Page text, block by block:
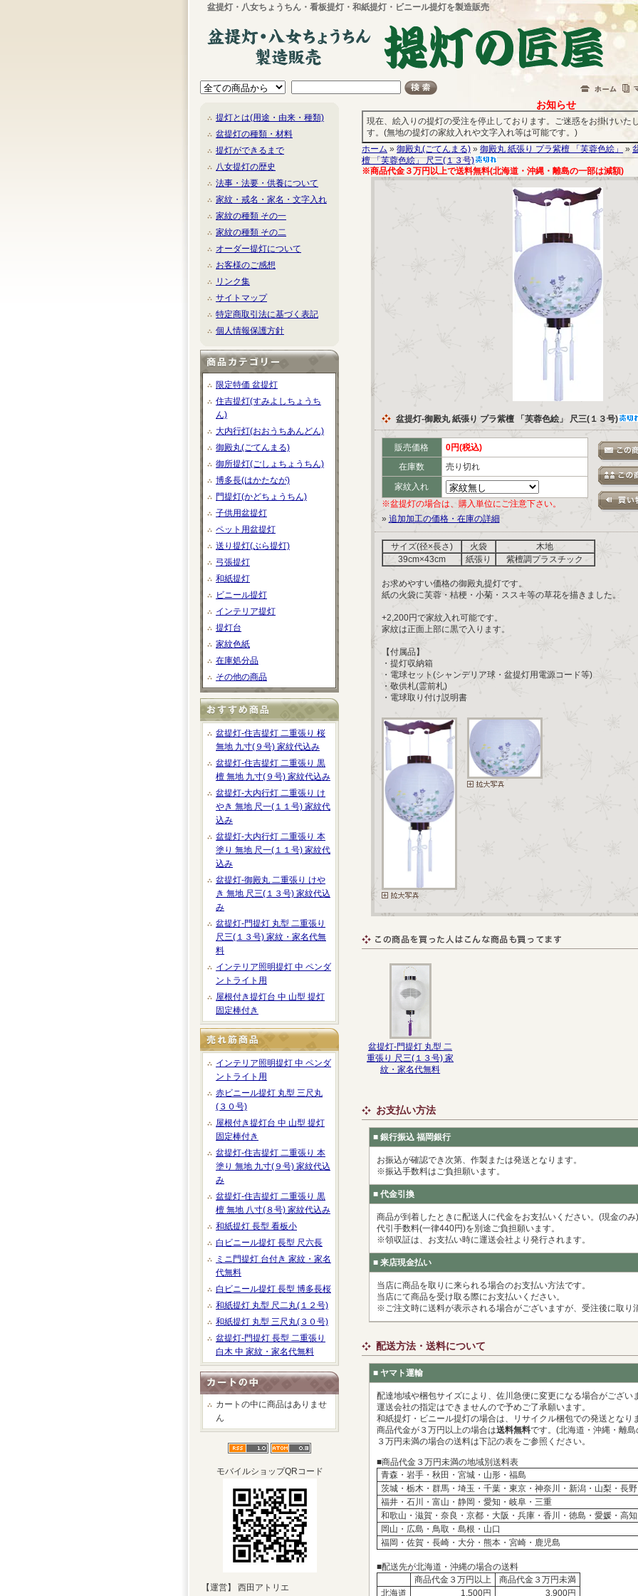
盆提灯・八女ちょうちん・看板提灯・和紙提灯・ビニール提灯を製造販売
提灯とは(用途・由来・種類)
盆提灯の種類・材料
提灯ができるまで
八女提灯の歴史
法事・法要・供養について
家紋・戒名・家名・文字入れ
家紋の種類 その一
家紋の種類 その二
オーダー提灯について
お客様のご感想
リンク集
サイトマップ
特定商取引法に基づく表記
個人情報保護方針
限定特価 盆提灯
住吉提灯(すみよしちょうち
ん)
大内行灯(おおうちあんどん)
御殿丸(ごてんまる)
御所提灯(ごしょちょうちん)
博多長(はかたなが)
門提灯(かどちょうちん)
子供用盆提灯
ペット用盆提灯
送り提灯(ぶら提灯)
弓張提灯
和紙提灯
ビニール提灯
インテリア提灯
提灯台
家紋色紙
在庫処分品
その他の商品
盆提灯-住吉提灯 二重張り 桜
無地 九寸(９号) 家紋代込み
盆提灯-住吉提灯 二重張り 黒
檀 無地 九寸(９号) 家紋代込み
盆提灯-大内行灯 二重張り け
やき 無地 尺一(１１号) 家紋代
込み
盆提灯-大内行灯 二重張り 本
塗り 無地 尺一(１１号) 家紋代
込み
盆提灯-御殿丸 二重張り けや
き 無地 尺三(１３号) 家紋代込
み
盆提灯-門提灯 丸型 二重張り
尺三(１３号) 家紋・家名代無
料
インテリア照明提灯 中 ペンダ
ントライト用
屋根付き提灯台 中 山型 提灯
固定棒付き
インテリア照明提灯 中 ペンダ
ントライト用
赤ビニール提灯 丸型 三尺丸
(３０号)
屋根付き提灯台 中 山型 提灯
固定棒付き
盆提灯-住吉提灯 二重張り 本
塗り 無地 九寸(９号) 家紋代込
み
盆提灯-住吉提灯 二重張り 黒
檀 無地 八寸(８号) 家紋代込み
和紙提灯 長型 看板小
白ビニール提灯 長型 尺六長
ミニ門提灯 台付き 家紋・家名
代無料
白ビニール提灯 長型 博多長桜
和紙提灯 丸型 尺二丸(１２号)
和紙提灯 丸型 三尺丸(３０号)
盆提灯-門提灯 長型 二重張り
白木 中 家紋・家名代無料
カートの中に商品はありませ
ん
モバイルショップQRコード
【運営】 西田アトリエ
お知らせ
現在、絵入りの提灯の受注を停止しております。ご迷惑をお掛けいた
す。(無地の提灯の家紋入れや文字入れ等は可能です。)
ホーム » 御殿丸(ごてんまる) » 御殿丸 紙張り プラ紫檀 「芙蓉色絵」 »
檀 「芙蓉色絵」 尺三(１３号)
※商品代金３万円以上で送料無料(北海道・沖縄・離島の一部は減額)
盆提灯-御殿丸 紙張り プラ紫檀 「芙蓉色絵」 尺三(１３号)
販売価格
0円(税込)
在庫数
売り切れ
家紋入れ
※盆提灯の場合は、購入単位にご注意下さい。
» 追加加工の価格・在庫の詳細
サイズ(径×長さ) 火袋
木地
39cm×43cm
紙張り 紫檀調プラスチック
お求めやすい価格の御殿丸提灯です。
紙の火袋に芙蓉・桔梗・小菊・ススキ等の草花を描きました。
+2,200円で家紋入れ可能です。
家紋は正面上部に黒で入ります。
【付属品】
・提灯収納箱
・電球セット(シャンデリア球・盆提灯用電源コード等)
・敬供札(霊前札)
・電球取り付け説明書
盆提灯-門提灯 丸型 二
重張り 尺三(１３号) 家
紋・家名代無料
お支払い方法
■ 銀行振込 福岡銀行
お振込が確認でき次第、作製または発送となります。
※振込手数料はご負担願います。
■ 代金引換
商品が到着したときに配送人に代金をお支払いください。(現金のみ)
代引手数料(一律440円)を別途ご負担願います。
※領収証は、お支払い時に運送会社より発行されます。
■ 来店現金払い
当店に商品を取りに来られる場合のお支払い方法です。
当店にて商品を受け取る際にお支払いください。
※ご注文時に送料が表示される場合がございますが、受注後に取り
配送方法・送料について
■ ヤマト運輸
配達地域や梱包サイズにより、佐川急便に変更になる場合がござい
運送会社の指定はできませんので予めご了承願います。
和紙提灯・ビニール提灯の場合は、リサイクル梱包での発送となり
商品代金が３万円以上の場合は送料無料です。(北海道・沖縄・離
３万円未満の場合の送料は下記の表をご参照ください。
■商品代金３万円未満の地域別送料表
青森・岩手・秋田・宮城・山形・福島
茨城・栃木・群馬・埼玉・千葉・東京・神奈川・新潟・山梨・長野
福井・石川・富山・静岡・愛知・岐阜・三重
和歌山・滋賀・奈良・京都・大阪・兵庫・香川・徳島・愛媛・高知
岡山・広島・鳥取・島根・山口
福岡・佐賀・長崎・大分・熊本・宮崎・鹿児島
■配送先が北海道・沖縄の場合の送料
商品代金３万円以上
商品代金３万円未満
北海道
1,500円 3,900円